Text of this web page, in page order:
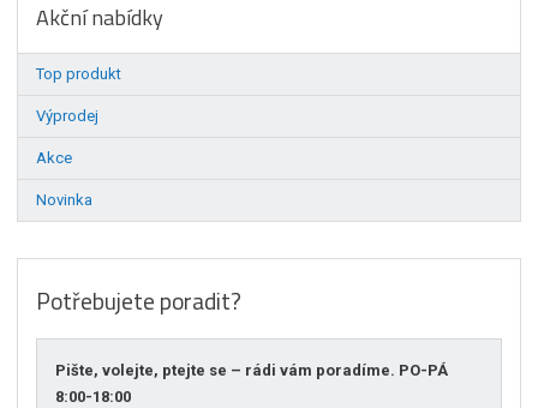
Akční nabídky
Top produkt
Výprodej
Akce
Novinka
Potřebujete poradit?
Pište, volejte, ptejte se – rádi vám poradíme. PO-PÁ
8:00-18:00